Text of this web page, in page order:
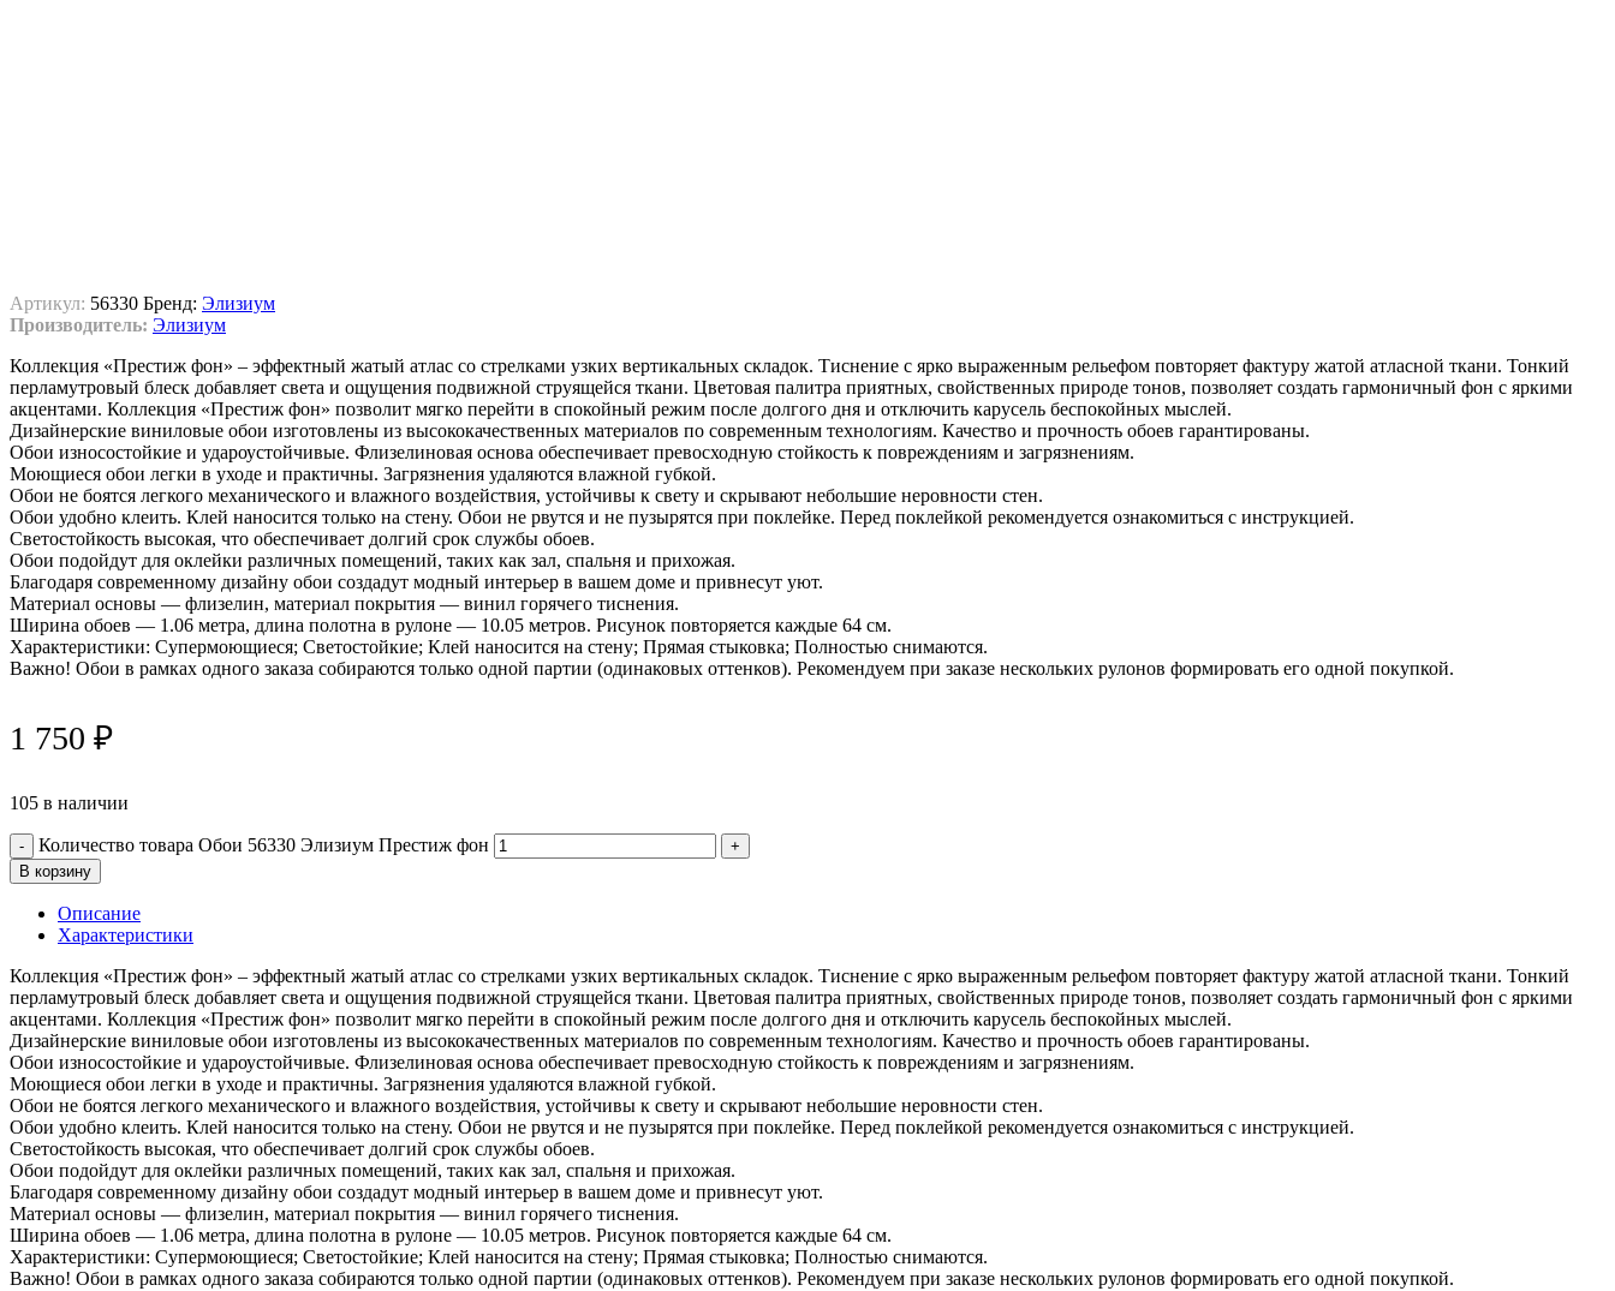
Артикул: 56330 Бренд: Элизиум
Производитель: Элизиум
Коллекция «Престиж фон» – эффектный жатый атлас со стрелками узких вертикальных складок. Тиснение с ярко выраженным рельефом повторяет фактуру жатой атласной ткани. Тонкий
перламутровый блеск добавляет света и ощущения подвижной струящейся ткани. Цветовая палитра приятных, свойственных природе тонов, позволяет создать гармоничный фон с яркими
акцентами. Коллекция «Престиж фон» позволит мягко перейти в спокойный режим после долгого дня и отключить карусель беспокойных мыслей.
Дизайнерские виниловые обои изготовлены из высококачественных материалов по современным технологиям. Качество и прочность обоев гарантированы.
Обои износостойкие и удароустойчивые. Флизелиновая основа обеспечивает превосходную стойкость к повреждениям и загрязнениям.
Моющиеся обои легки в уходе и практичны. Загрязнения удаляются влажной губкой.
Обои не боятся легкого механического и влажного воздействия, устойчивы к свету и скрывают небольшие неровности стен.
Обои удобно клеить. Клей наносится только на стену. Обои не рвутся и не пузырятся при поклейке. Перед поклейкой рекомендуется ознакомиться с инструкцией.
Светостойкость высокая, что обеспечивает долгий срок службы обоев.
Обои подойдут для оклейки различных помещений, таких как зал, спальня и прихожая.
Благодаря современному дизайну обои создадут модный интерьер в вашем доме и привнесут уют.
Материал основы — флизелин, материал покрытия — винил горячего тиснения.
Ширина обоев — 1.06 метра, длина полотна в рулоне — 10.05 метров. Рисунок повторяется каждые 64 см.
Характеристики: Супермоющиеся; Светостойкие; Клей наносится на стену; Прямая стыковка; Полностью снимаются.
Важно! Обои в рамках одного заказа собираются только одной партии (одинаковых оттенков). Рекомендуем при заказе нескольких рулонов формировать его одной покупкой.
1 750 ₽
105 в наличии
Количество товара Обои 56330 Элизиум Престиж фон
В корзину
Описание
Характеристики
Коллекция «Престиж фон» – эффектный жатый атлас со стрелками узких вертикальных складок. Тиснение с ярко выраженным рельефом повторяет фактуру жатой атласной ткани. Тонкий
перламутровый блеск добавляет света и ощущения подвижной струящейся ткани. Цветовая палитра приятных, свойственных природе тонов, позволяет создать гармоничный фон с яркими
акцентами. Коллекция «Престиж фон» позволит мягко перейти в спокойный режим после долгого дня и отключить карусель беспокойных мыслей.
Дизайнерские виниловые обои изготовлены из высококачественных материалов по современным технологиям. Качество и прочность обоев гарантированы.
Обои износостойкие и удароустойчивые. Флизелиновая основа обеспечивает превосходную стойкость к повреждениям и загрязнениям.
Моющиеся обои легки в уходе и практичны. Загрязнения удаляются влажной губкой.
Обои не боятся легкого механического и влажного воздействия, устойчивы к свету и скрывают небольшие неровности стен.
Обои удобно клеить. Клей наносится только на стену. Обои не рвутся и не пузырятся при поклейке. Перед поклейкой рекомендуется ознакомиться с инструкцией.
Светостойкость высокая, что обеспечивает долгий срок службы обоев.
Обои подойдут для оклейки различных помещений, таких как зал, спальня и прихожая.
Благодаря современному дизайну обои создадут модный интерьер в вашем доме и привнесут уют.
Материал основы — флизелин, материал покрытия — винил горячего тиснения.
Ширина обоев — 1.06 метра, длина полотна в рулоне — 10.05 метров. Рисунок повторяется каждые 64 см.
Характеристики: Супермоющиеся; Светостойкие; Клей наносится на стену; Прямая стыковка; Полностью снимаются.
Важно! Обои в рамках одного заказа собираются только одной партии (одинаковых оттенков). Рекомендуем при заказе нескольких рулонов формировать его одной покупкой.